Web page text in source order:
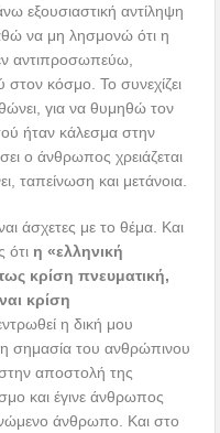
εξουσιαστική αντίληψη
να μη λησμονώ ότι η
αντιπροσωπεύω,
στον κόσμο. Το συνεχίζει
για να θυμηθώ τον
ήταν κάλεσμα στην
ο άνθρωπος χρειάζεται
ταπείνωση και μετάνοια.
άσχετες με το θέμα. Και
ότιη «ελληνική
κρίση πνευματική,
κρίση
η δική μου
σημασία του ανθρώπινου
αποστολή της
και έγινε άνθρωπος
άνθρωπο. Και στο